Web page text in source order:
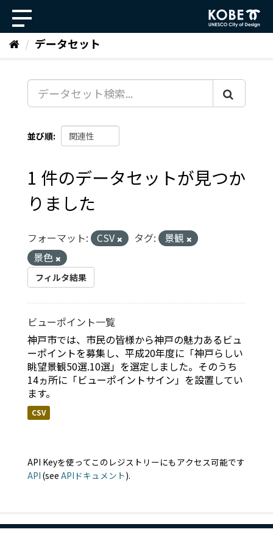
ッ
データセット
並び順
1 件のデータセットが見つか
りました
フォーマット: CSV タグ:
景観
景色
フィルタ結果
ビューポイント一覧
神戸市では、市民の皆様から神戸の魅力あるビュ
ーポイントを募集し、平成20年度に「神戸らしい
眺望景観50選.10選」を選定しました。そのうち
14ヵ所に「ビューポイントサイン」を設置してい
ます。
CSV
API Keyを使ってこのレジストリーにもアクセス可能です
API (see APIドキュメント).